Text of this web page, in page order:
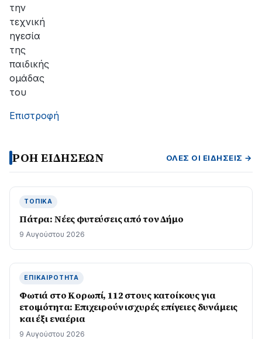
την
τεχνική
ηγεσία
της
παιδικής
ομάδας
του
Επιστροφή
ΡΟΗ ΕΙΔΗΣΕΩΝ ΌΛΕΣ ΟΙ ΕΙΔΉΣΕΙΣ →
ΤΟΠΙΚΆ
Πάτρα: Νέες φυτεύσεις από τον Δήμο
9 Αυγούστου 2026
ΕΠΙΚΑΙΡΌΤΗΤΑ
Φωτιά στο Κορωπί, 112 στους κατοίκους για
ετοιμότητα: Επιχειρούν ισχυρές επίγειες δυνάμεις
και έξι εναέρια
9 Αυγούστου 2026